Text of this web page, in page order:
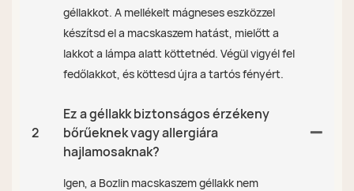
géllakkot. A mellékelt mágneses eszközzel
készítsd el a macskaszem hatást, mielőtt a
lakkot a lámpa alatt köttetnéd. Végül vigyél fel
fedőlakkot, és köttesd újra a tartós fényért.
2
Ez a géllakk biztonságos érzékeny
bőrűeknek vagy allergiára
hajlamosaknak?
Igen, a Bozlin macskaszem géllakk nem